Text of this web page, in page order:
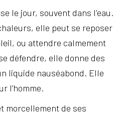
le jour, souvent dans l'eau.
elle peut se reposer
ou attendre calmement
défendre, elle donne des
liquide nauséabond. Elle
l’homme.
morcellement de ses